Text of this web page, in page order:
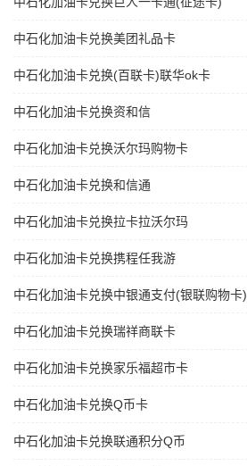
中石化加油卡兑换美团礼品卡
中石化加油卡兑换(百联卡)联华ok卡
中石化加油卡兑换资和信
中石化加油卡兑换沃尔玛购物卡
中石化加油卡兑换和信通
中石化加油卡兑换拉卡拉沃尔玛
中石化加油卡兑换携程任我游
中石化加油卡兑换中银通支付(银联购物卡)
中石化加油卡兑换瑞祥商联卡
中石化加油卡兑换家乐福超市卡
中石化加油卡兑换Q币卡
中石化加油卡兑换联通积分Q币